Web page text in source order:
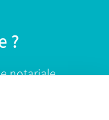
?
notariale